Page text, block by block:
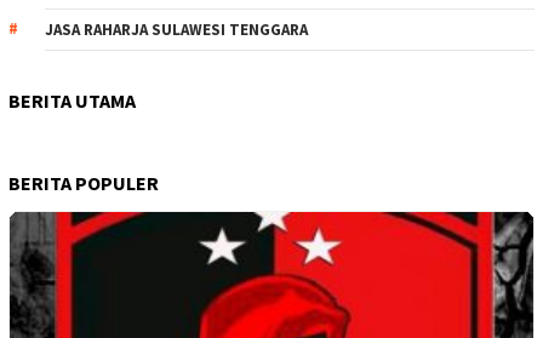
JASA RAHARJA SULAWESI TENGGARA
BERITA UTAMA
BERITA POPULER